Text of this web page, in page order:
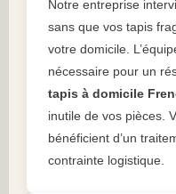
Notre entreprise
sans que vos tapis
votre domicile.
nécessaire pour un
tapis à domicile
inutile de vos pièces.
bénéficient d’un
contrainte logistique.